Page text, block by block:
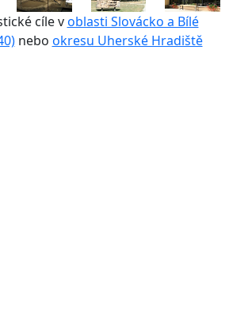
cíle voblasti Slovácko a Bílé
nebo okresu Uherské Hradiště